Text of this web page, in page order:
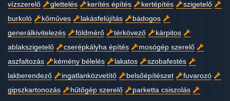
vízszerelő
glettelés kerítés építés kertépítés
szigetelő
burkoló
kőműves lakásfelújítás
bádogos
generálkivitelezés
földmérő térkövező
kárpitos
ablakszigetelő
cserépkályha építés
mosógép szerelő
aszfaltozás
kémény bélelés lakatos
szobafestés
lakberendező
ingatlanközvetítő belsőépítészet
fuvarozó
gipszkartonozás
hűtőgép szerelő
parketta csiszolás